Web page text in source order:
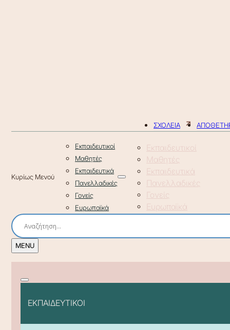
ΣΧΟΛΕΙΑ
Εκπαιδευτικοί
Μαθητές
Εκπαιδευτικά
Πανελλαδικές
Γονείς
Ευρωπαϊκά
Εκπαιδευτικοί
Μαθητές
Εκπαιδευτικά
Πανελλαδικές
Γονείς
Ευρωπαϊκά
ΕΚΠΑΙΔΕΥΤΙΚΟΙ